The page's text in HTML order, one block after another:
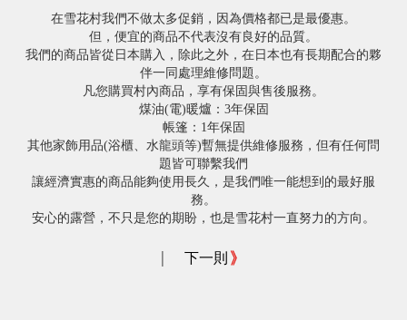
在雪花村我們不做太多促銷，因為價格都已是最優惠。
但，便宜的商品不代表沒有良好的品質。
我們的商品皆從日本購入，除此之外，在日本也有長期配合的夥
伴一同處理維修問題。
凡您購買村內商品，享有保固與售後服務。
煤油(電)暖爐：3年保固
帳篷：1年保固
其他家飾用品(浴櫃、水龍頭等)暫無提供維修服務，但有任何問
題皆可聯繫我們
讓經濟實惠的商品能夠使用長久，是我們唯一能想到的最好服
務。
安心的露營，不只是您的期盼，也是雪花村一直努力的方向。
| 下一則